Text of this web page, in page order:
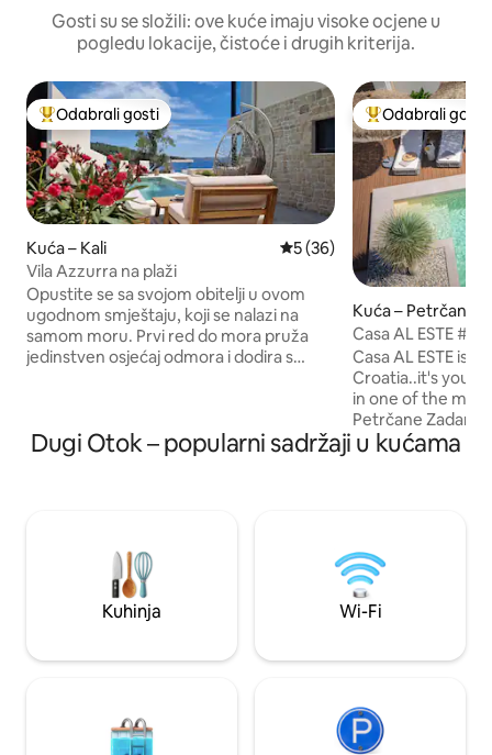
Gosti su se složili: ove kuće imaju visoke ocjene u
pogledu lokacije, čistoće i drugih kriterija.
Među najviše rangiranima s oznakom „Odabrali gosti”
Odabrali gosti
Kuća – Kali Prosječna ocjena: 5/5,
5 (36)
Vila Azzurra na plaži
Opustite se sa svojom obitelji u ovom
ugodnom smještaju, koji se nalazi na
samom moru. Prvi red do mora pruža
jedinstven osjećaj odmora i dodira s
u ugodnom stilu mediterana i bogato
opremljena . Pogled na more pruža se iz
Među najviše
Odabrali gosti
Kuća – Petrčane
Casa AL ESTE
#sauna #fitness
Casa AL ESTE is
Croatia..it's your
in one of the
Petrčane
place for YOU to
comfy couchbed,
parking spots &
details for up to 5
Dugi Otok – popularni sadržaji u kućama
Kuhinja Wi-Fi